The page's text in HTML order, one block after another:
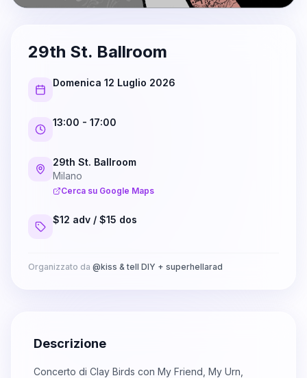
29th St. Ballroom
Domenica 12 Luglio 2026
13:00 - 17:00
29th St. Ballroom
Milano
Cerca su Google Maps
$12 adv / $15 dos
Organizzato da @kiss & tell DIY + superhellarad
Descrizione
Concerto di Clay Birds con My Friend, My Urn,